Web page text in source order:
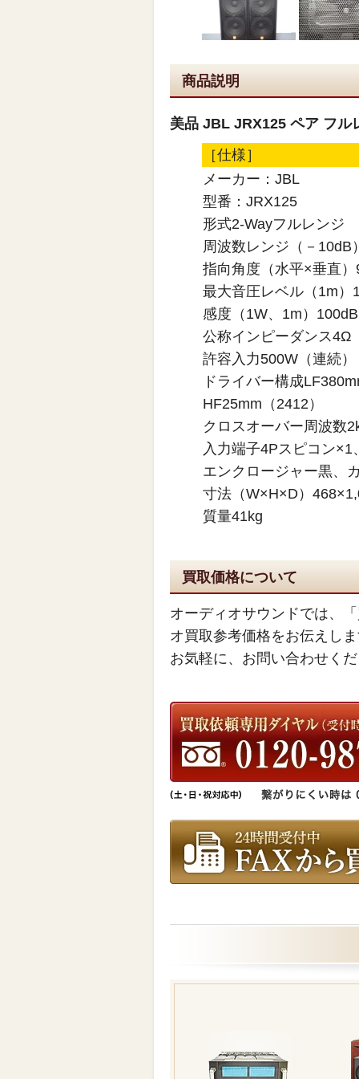
商品説明
美品 JBL JRX125 ペア フル
［仕様］
メーカー：JBL
型番：JRX125
形式2-Wayフルレンジ
周波数レンジ（－10dB
指向角度（水平×垂直）
最大音圧レベル（1m）
感度（1W、1m）
公称インピーダンス4Ω
許容入力500W（連続）
ドライバー構成
HF25mm（2412）
クロスオーバー周波数
入力端子4Pスピコン
エンクロージャー黒、
寸法（W×H×D）
質量41kg
買取価格について
オーディオサウンドでは、
オ買取参考価格をお伝えし
お気軽に、お問い合わせく